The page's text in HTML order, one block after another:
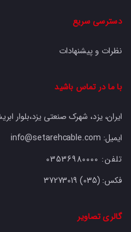
دسترسی سریع
نظرات و پیشنهادات
با ما در تماس باشید
ایران، یزد، شهرک صنعتی یزد،بلوار
ایمیل: info@setarehcable.com
تلفن: 03536980000
فکس: 37273019 (035)
گالری تصاویر